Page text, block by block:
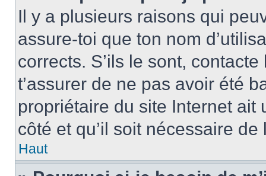
Il y a plusieurs raisons qui
assure-toi que ton nom
corrects. S’ils le sont,
t’assurer de ne pas avoir été
propriétaire du site Internet
côté et qu’il soit nécessaire de
Haut